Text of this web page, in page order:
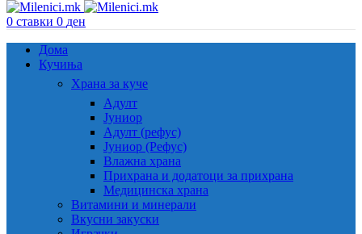
0 ставки 0 ден
Дома
Кучиња
Храна за куче
Адулт
Јуниор
Адулт (рефус)
Јуниор (Рефус)
Влажна храна
Прихрана и додатоци за прихрана
Медицинска храна
Витамини и минерали
Вкусни закуски